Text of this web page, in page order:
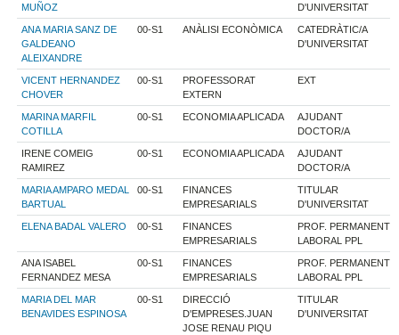
MUÑOZ
D'UNIVERSITAT
ANA MARIA SANZ DE
GALDEANO
ALEIXANDRE
00-S1 ANÀLISI ECONÒMICA
CATEDRÀTIC/A
D'UNIVERSITAT
VICENT HERNANDEZ
CHOVER
00-S1
PROFESSORAT
EXTERN
EXT
MARINA MARFIL
COTILLA
00-S1 ECONOMIA APLICADA
AJUDANT
DOCTOR/A
IRENE COMEIG
RAMIREZ
00-S1 ECONOMIA APLICADA
AJUDANT
DOCTOR/A
MARIA AMPARO MEDAL
BARTUAL
00-S1
FINANCES
EMPRESARIALS
TITULAR
D'UNIVERSITAT
ELENA BADAL VALERO 00-S1
FINANCES
EMPRESARIALS
PROF. PERMANENT
LABORAL PPL
ANA ISABEL
FERNANDEZ MESA
00-S1
FINANCES
EMPRESARIALS
PROF. PERMANENT
LABORAL PPL
MARIA DEL MAR
BENAVIDES ESPINOSA
00-S1
DIRECCIÓ
D'EMPRESES.JUAN
JOSE RENAU PIQU
TITULAR
D'UNIVERSITAT